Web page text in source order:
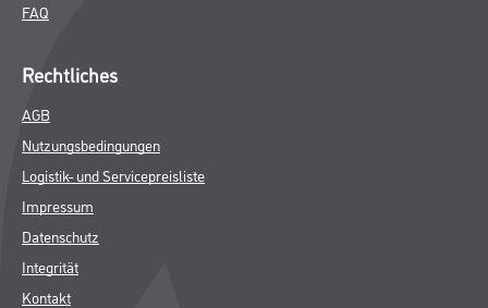
FAQ
Rechtliches
AGB
Nutzungsbedingungen
Logistik- und Servicepreisliste
Impressum
Datenschutz
Integrität
Kontakt